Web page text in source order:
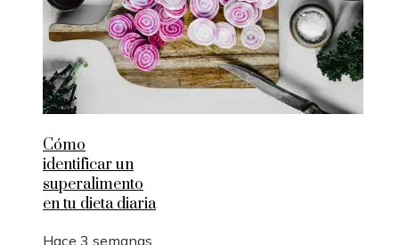
Cómo
identificar un
superalimento
en tu dieta diaria
Hace 3 semanas